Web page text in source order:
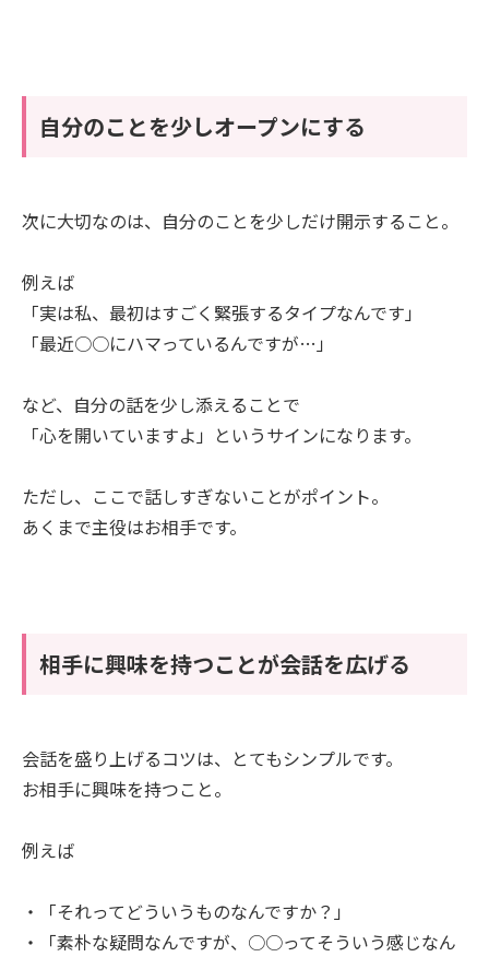
自分のことを少しオープンにする
次に大切なのは、自分のことを少しだけ開示すること。
例えば
「実は私、最初はすごく緊張するタイプなんです」
「最近○○にハマっているんですが…」
など、自分の話を少し添えることで
「心を開いていますよ」というサインになります。
ただし、ここで話しすぎないことがポイント。
あくまで主役はお相手です。
相手に興味を持つことが会話を広げる
会話を盛り上げるコツは、とてもシンプルです。
お相手に興味を持つこと。
例えば
・「それってどういうものなんですか？」
・「素朴な疑問なんですが、○○ってそういう感じなん